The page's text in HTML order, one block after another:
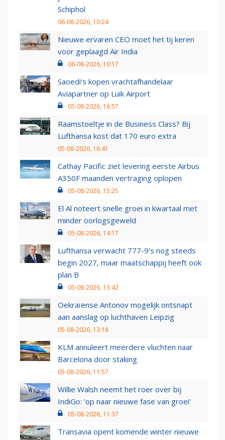
Schiphol
06-08-2026, 10:24
Nieuwe ervaren CEO moet het tij keren
voor geplaagd Air India
06-08-2026, 10:17
Saoedi’s kopen vrachtafhandelaar
Aviapartner op Luik Airport
05-08-2026, 16:57
Raamstoeltje in de Business Class? Bij
Lufthansa kost dat 170 euro extra
05-08-2026, 16:41
Cathay Pacific ziet levering eerste Airbus
A350F maanden vertraging oplopen
05-08-2026, 15:25
El Al noteert snelle groei in kwartaal met
minder oorlogsgeweld
05-08-2026, 14:17
Lufthansa verwacht 777-9’s nog steeds
begin 2027, maar maatschappij heeft ook
plan B
05-08-2026, 13:42
Oekraïense Antonov mogelijk ontsnapt
aan aanslag op luchthaven Leipzig
05-08-2026, 13:18
KLM annuleert meerdere vluchten naar
Barcelona door staking
05-08-2026, 11:57
Willie Walsh neemt het roer over bij
IndiGo: 'op naar nieuwe fase van groei'
05-08-2026, 11:37
Transavia opent komende winter nieuwe